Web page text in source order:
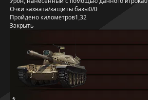
Очки захвата/защиты базы0/0
Пройдено километров1,32
Закрыть